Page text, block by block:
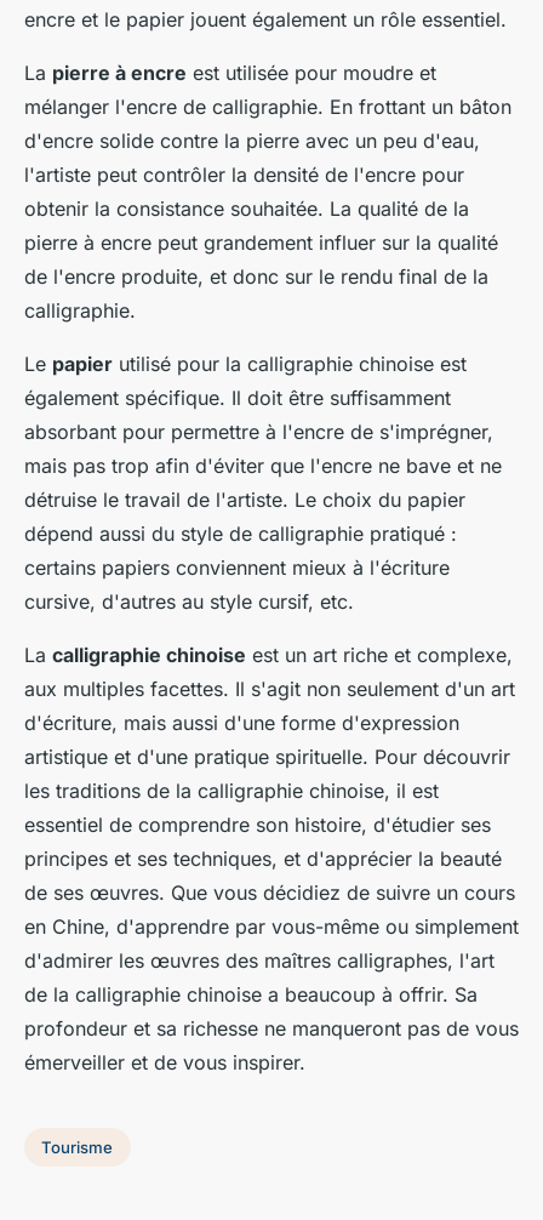
encre et le papier jouent également un rôle essentiel.
La pierre à encre est utilisée pour moudre et
mélanger l'encre de calligraphie. En frottant un bâton
d'encre solide contre la pierre avec un peu d'eau,
l'artiste peut contrôler la densité de l'encre pour
obtenir la consistance souhaitée. La qualité de la
pierre à encre peut grandement influer sur la qualité
de l'encre produite, et donc sur le rendu final de la
calligraphie.
Le papier utilisé pour la calligraphie chinoise est
également spécifique. Il doit être suffisamment
absorbant pour permettre à l'encre de s'imprégner,
mais pas trop afin d'éviter que l'encre ne bave et ne
détruise le travail de l'artiste. Le choix du papier
dépend aussi du style de calligraphie pratiqué :
certains papiers conviennent mieux à l'écriture
cursive, d'autres au style cursif, etc.
La calligraphie chinoise est un art riche et complexe,
aux multiples facettes. Il s'agit non seulement d'un art
d'écriture, mais aussi d'une forme d'expression
artistique et d'une pratique spirituelle. Pour découvrir
les traditions de la calligraphie chinoise, il est
essentiel de comprendre son histoire, d'étudier ses
principes et ses techniques, et d'apprécier la beauté
de ses œuvres. Que vous décidiez de suivre un cours
en Chine, d'apprendre par vous-même ou simplement
d'admirer les œuvres des maîtres calligraphes, l'art
de la calligraphie chinoise a beaucoup à offrir. Sa
profondeur et sa richesse ne manqueront pas de vous
émerveiller et de vous inspirer.
Tourisme